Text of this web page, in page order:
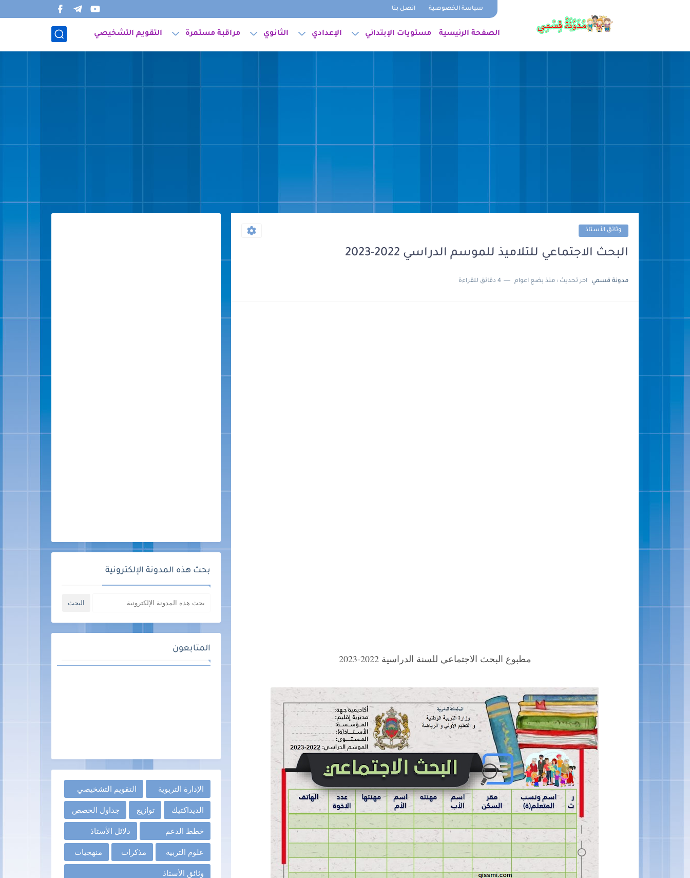
سياسة الخصوصية اتصل بنا
الصفحة الرئيسية مستويات الإبتدائي الإعدادي الثانوي مراقبة مستمرة التقويم التشخيصي
وثائق الأستاذ
البحث الاجتماعي للتلاميذ للموسم الدراسي 2022-2023
مدونة قسمي اخر تحديث : منذ بضع اعوام 4 دقائق للقراءة
مطبوع البحث الاجتماعي للسنة الدراسية 2022-2023
بحث هذه المدونة الإلكترونية
المتابعون
الإدارة التربوية التقويم التشخيصي
الديداكتيك توازيع جداول الحصص
خطط الدعم دلائل الأستاذ
علوم التربية مذكرات منهجيات
وثائق الأستاذ